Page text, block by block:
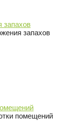
запахов
запахов
помещений